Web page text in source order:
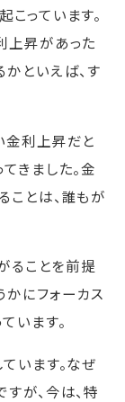
っています。
上昇があった
といえば、す
金利上昇だと
きました。金
ことは、誰もが
ることを前提
にフォーカス
います。
います。なぜ
が、今は、特